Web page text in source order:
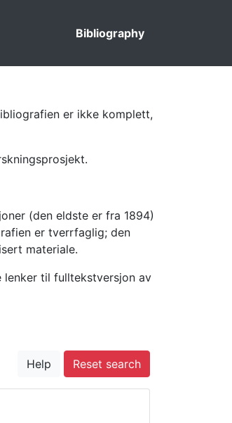
Bibliography
er ikke komplett,
(den eldste er fra 1894)
er tverrfaglig; den
materiale.
lenker til fulltekstversjon av
Help Reset search